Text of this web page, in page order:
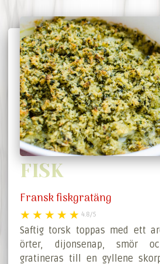
FISK
Fransk fiskgratäng
4.8/5
Saftig torsk toppas med ett
örter, dijonsenap, smör
gratineras till en gyllene